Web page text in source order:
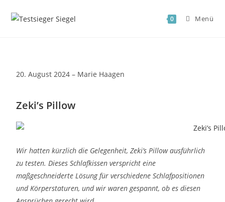
0 Menü
20. August 2024 – Marie Haagen
Zeki’s Pillow
Wir hatten kürzlich die Gelegenheit, Zeki’s Pillow ausführlich
zu testen. Dieses Schlafkissen verspricht eine
maßgeschneiderte Lösung für verschiedene Schlafpositionen
und Körperstaturen, und wir waren gespannt, ob es diesen